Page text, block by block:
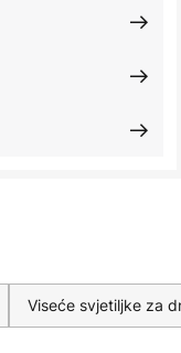
Viseće svjetiljke za